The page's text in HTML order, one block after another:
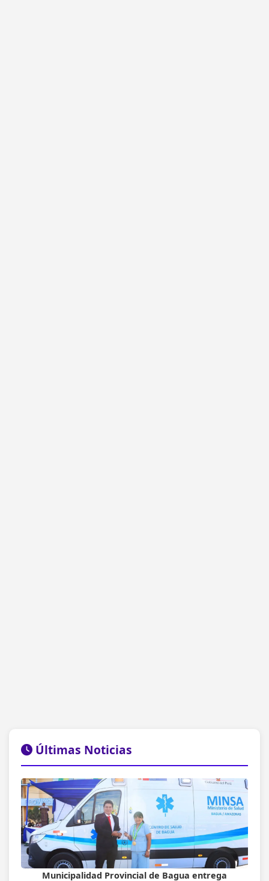
Últimas Noticias
Municipalidad Provincial de Bagua entrega